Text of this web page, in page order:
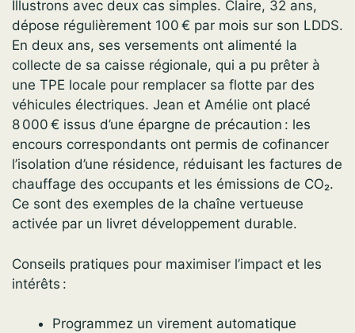
Illustrons avec deux cas simples. Claire, 32 ans,
dépose régulièrement 100 € par mois sur son LDDS.
En deux ans, ses versements ont alimenté la
collecte de sa caisse régionale, qui a pu prêter à
une TPE locale pour remplacer sa flotte par des
véhicules électriques. Jean et Amélie ont placé
8 000 € issus d’une épargne de précaution : les
encours correspondants ont permis de cofinancer
l’isolation d’une résidence, réduisant les factures de
chauffage des occupants et les émissions de CO₂.
Ce sont des exemples de la chaîne vertueuse
activée par un livret développement durable.
Conseils pratiques pour maximiser l’impact et les
intérêts :
Programmez un virement automatique